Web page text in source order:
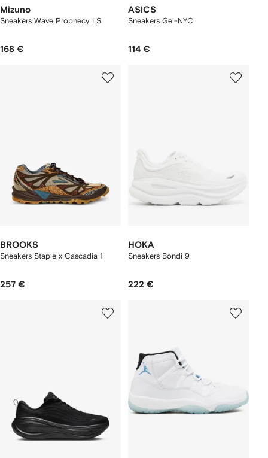
Mizuno
Sneakers Wave Prophecy LS
168 €
ASICS
Sneakers Gel-NYC
114 €
BROOKS
Sneakers Staple x Cascadia 1
257 €
HOKA
Sneakers Bondi 9
222 €